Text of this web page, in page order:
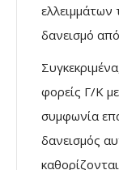
δανεισμό
φορείς Γ/Κ
συμφωνία
δανεισμός